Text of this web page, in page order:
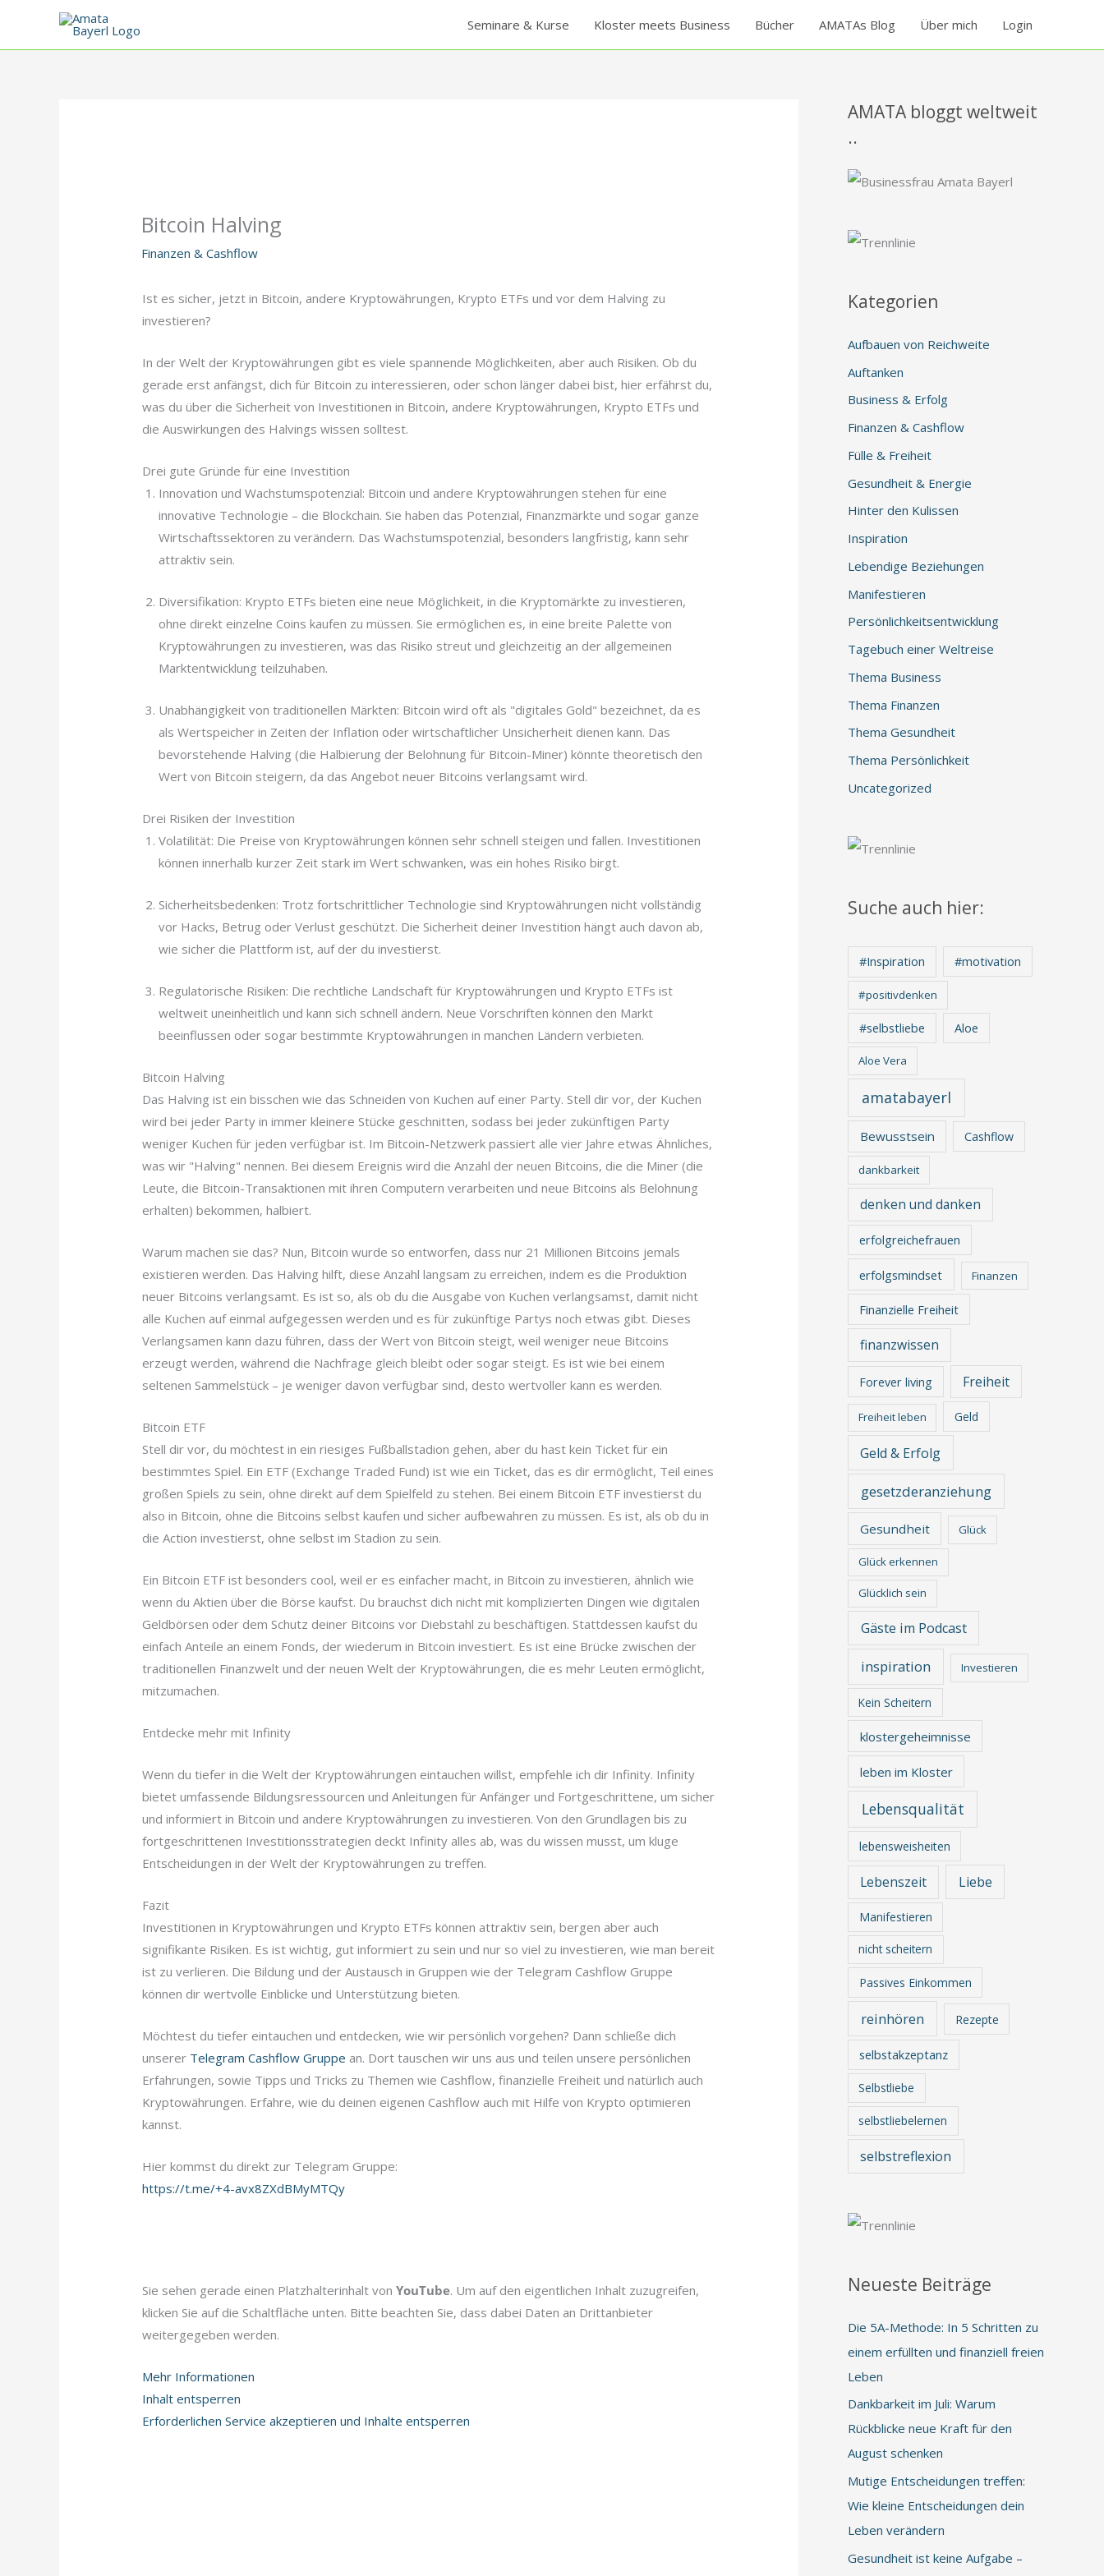
springen
Seminare & Kurse Kloster meets Business Bücher AMATAs Blog Über mich Login
Bitcoin Halving
Finanzen & Cashflow
Ist es sicher, jetzt in Bitcoin, andere Kryptowährungen, Krypto ETFs und vor dem Halving zu
investieren?
In der Welt der Kryptowährungen gibt es viele spannende Möglichkeiten, aber auch Risiken. Ob du
gerade erst anfängst, dich für Bitcoin zu interessieren, oder schon länger dabei bist, hier erfährst du,
was du über die Sicherheit von Investitionen in Bitcoin, andere Kryptowährungen, Krypto ETFs und
die Auswirkungen des Halvings wissen solltest.
Drei gute Gründe für eine Investition
Innovation und Wachstumspotenzial: Bitcoin und andere Kryptowährungen stehen für eine
innovative Technologie – die Blockchain. Sie haben das Potenzial, Finanzmärkte und sogar ganze
Wirtschaftssektoren zu verändern. Das Wachstumspotenzial, besonders langfristig, kann sehr
attraktiv sein.
Diversifikation: Krypto ETFs bieten eine neue Möglichkeit, in die Kryptomärkte zu investieren,
ohne direkt einzelne Coins kaufen zu müssen. Sie ermöglichen es, in eine breite Palette von
Kryptowährungen zu investieren, was das Risiko streut und gleichzeitig an der allgemeinen
Marktentwicklung teilzuhaben.
Unabhängigkeit von traditionellen Märkten: Bitcoin wird oft als "digitales Gold" bezeichnet, da es
als Wertspeicher in Zeiten der Inflation oder wirtschaftlicher Unsicherheit dienen kann. Das
bevorstehende Halving (die Halbierung der Belohnung für Bitcoin-Miner) könnte theoretisch den
Wert von Bitcoin steigern, da das Angebot neuer Bitcoins verlangsamt wird.
Drei Risiken der Investition
Volatilität: Die Preise von Kryptowährungen können sehr schnell steigen und fallen. Investitionen
können innerhalb kurzer Zeit stark im Wert schwanken, was ein hohes Risiko birgt.
Sicherheitsbedenken: Trotz fortschrittlicher Technologie sind Kryptowährungen nicht vollständig
vor Hacks, Betrug oder Verlust geschützt. Die Sicherheit deiner Investition hängt auch davon ab,
wie sicher die Plattform ist, auf der du investierst.
Regulatorische Risiken: Die rechtliche Landschaft für Kryptowährungen und Krypto ETFs ist
weltweit uneinheitlich und kann sich schnell ändern. Neue Vorschriften können den Markt
beeinflussen oder sogar bestimmte Kryptowährungen in manchen Ländern verbieten.
Bitcoin Halving
Das Halving ist ein bisschen wie das Schneiden von Kuchen auf einer Party. Stell dir vor, der Kuchen
wird bei jeder Party in immer kleinere Stücke geschnitten, sodass bei jeder zukünftigen Party
weniger Kuchen für jeden verfügbar ist. Im Bitcoin-Netzwerk passiert alle vier Jahre etwas Ähnliches,
was wir "Halving" nennen. Bei diesem Ereignis wird die Anzahl der neuen Bitcoins, die die Miner (die
Leute, die Bitcoin-Transaktionen mit ihren Computern verarbeiten und neue Bitcoins als Belohnung
erhalten) bekommen, halbiert.
Warum machen sie das? Nun, Bitcoin wurde so entworfen, dass nur 21 Millionen Bitcoins jemals
existieren werden. Das Halving hilft, diese Anzahl langsam zu erreichen, indem es die Produktion
neuer Bitcoins verlangsamt. Es ist so, als ob du die Ausgabe von Kuchen verlangsamst, damit nicht
alle Kuchen auf einmal aufgegessen werden und es für zukünftige Partys noch etwas gibt. Dieses
Verlangsamen kann dazu führen, dass der Wert von Bitcoin steigt, weil weniger neue Bitcoins
erzeugt werden, während die Nachfrage gleich bleibt oder sogar steigt. Es ist wie bei einem
seltenen Sammelstück – je weniger davon verfügbar sind, desto wertvoller kann es werden.
Bitcoin ETF
Stell dir vor, du möchtest in ein riesiges Fußballstadion gehen, aber du hast kein Ticket für ein
bestimmtes Spiel. Ein ETF (Exchange Traded Fund) ist wie ein Ticket, das es dir ermöglicht, Teil eines
großen Spiels zu sein, ohne direkt auf dem Spielfeld zu stehen. Bei einem Bitcoin ETF investierst du
also in Bitcoin, ohne die Bitcoins selbst kaufen und sicher aufbewahren zu müssen. Es ist, als ob du in
die Action investierst, ohne selbst im Stadion zu sein.
Ein Bitcoin ETF ist besonders cool, weil er es einfacher macht, in Bitcoin zu investieren, ähnlich wie
wenn du Aktien über die Börse kaufst. Du brauchst dich nicht mit komplizierten Dingen wie digitalen
Geldbörsen oder dem Schutz deiner Bitcoins vor Diebstahl zu beschäftigen. Stattdessen kaufst du
einfach Anteile an einem Fonds, der wiederum in Bitcoin investiert. Es ist eine Brücke zwischen der
traditionellen Finanzwelt und der neuen Welt der Kryptowährungen, die es mehr Leuten ermöglicht,
mitzumachen.
Entdecke mehr mit Infinity
Wenn du tiefer in die Welt der Kryptowährungen eintauchen willst, empfehle ich dir Infinity. Infinity
bietet umfassende Bildungsressourcen und Anleitungen für Anfänger und Fortgeschrittene, um sicher
und informiert in Bitcoin und andere Kryptowährungen zu investieren. Von den Grundlagen bis zu
fortgeschrittenen Investitionsstrategien deckt Infinity alles ab, was du wissen musst, um kluge
Entscheidungen in der Welt der Kryptowährungen zu treffen.
Fazit
Investitionen in Kryptowährungen und Krypto ETFs können attraktiv sein, bergen aber auch
signifikante Risiken. Es ist wichtig, gut informiert zu sein und nur so viel zu investieren, wie man bereit
ist zu verlieren. Die Bildung und der Austausch in Gruppen wie der Telegram Cashflow Gruppe
können dir wertvolle Einblicke und Unterstützung bieten.
Möchtest du tiefer eintauchen und entdecken, wie wir persönlich vorgehen? Dann schließe dich
unserer Telegram Cashflow Gruppe an. Dort tauschen wir uns aus und teilen unsere persönlichen
Erfahrungen, sowie Tipps und Tricks zu Themen wie Cashflow, finanzielle Freiheit und natürlich auch
Kryptowährungen. Erfahre, wie du deinen eigenen Cashflow auch mit Hilfe von Krypto optimieren
kannst.
Hier kommst du direkt zur Telegram Gruppe:
https://t.me/+4-avx8ZXdBMyMTQy
Sie sehen gerade einen Platzhalterinhalt vonYouTube. Um auf den eigentlichen Inhalt zuzugreifen,
klicken Sie auf die Schaltfläche unten. Bitte beachten Sie, dass dabei Daten an Drittanbieter
weitergegeben werden.
Mehr Informationen
Inhalt entsperren
Erforderlichen Service akzeptieren und Inhalte entsperren
AMATA bloggt weltweit
..
Kategorien
Aufbauen von Reichweite
Auftanken
Business & Erfolg
Finanzen & Cashflow
Fülle & Freiheit
Gesundheit & Energie
Hinter den Kulissen
Inspiration
Lebendige Beziehungen
Manifestieren
Persönlichkeitsentwicklung
Tagebuch einer Weltreise
Thema Business
Thema Finanzen
Thema Gesundheit
Thema Persönlichkeit
Uncategorized
Suche auch hier:
#Inspiration #motivation
#positivdenken
#selbstliebe Aloe
Aloe Vera
amatabayerl
Bewusstsein Cashflow
dankbarkeit
denken und danken
erfolgreichefrauen
erfolgsmindset Finanzen
Finanzielle Freiheit
finanzwissen
Forever living Freiheit
Freiheit leben Geld
Geld & Erfolg
gesetzderanziehung
Gesundheit Glück
Glück erkennen
Glücklich sein
Gäste im Podcast
inspiration Investieren
Kein Scheitern
klostergeheimnisse
leben im Kloster
Lebensqualität
lebensweisheiten
Lebenszeit Liebe
Manifestieren
nicht scheitern
Passives Einkommen
reinhören Rezepte
selbstakzeptanz
Selbstliebe
selbstliebelernen
selbstreflexion
Neueste Beiträge
Die 5A-Methode: In 5 Schritten zu
einem erfüllten und finanziell freien
Leben
Dankbarkeit im Juli: Warum
Rückblicke neue Kraft für den
August schenken
Mutige Entscheidungen treffen:
Wie kleine Entscheidungen dein
Leben verändern
Gesundheit ist keine Aufgabe –